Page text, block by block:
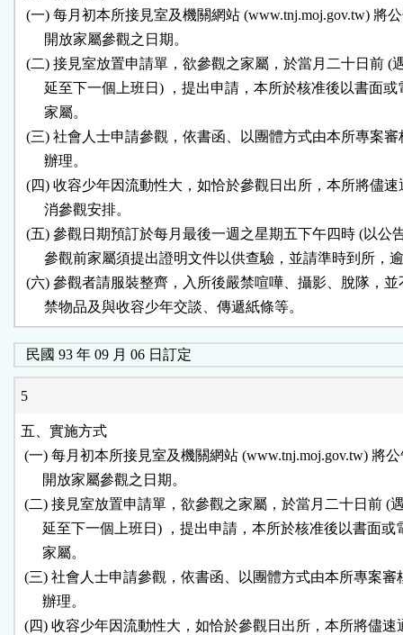
(一) 每月初本所接見室及機關網站 (www.tnj.moj.gov.tw) 將
      開放家屬參觀之日期。
(二) 接見室放置申請單，欲參觀之家屬，於當月二十日前 (
延至下一個上班日) ，提出申請，本所於核准後以書面
      家屬。
(三) 社會人士申請參觀，依書函、以團體方式由本所專案審
      辦理。
(四) 收容少年因流動性大，如恰於參觀日出所，本所將儘速
      消參觀安排。
(五) 參觀日期預訂於每月最後一週之星期五下午四時 (以公
參觀前家屬須提出證明文件以供查驗，並請準時到所，
(六) 參觀者請服裝整齊，入所後嚴禁喧嘩、攝影、脫隊，並
      禁物品及與收容少年交談、傳遞紙條等。
民國 93 年 09 月 06 日訂定
5
五、實施方式
(一) 每月初本所接見室及機關網站 (www.tnj.moj.gov.tw) 將
      開放家屬參觀之日期。
(二) 接見室放置申請單，欲參觀之家屬，於當月二十日前 (
延至下一個上班日) ，提出申請，本所於核准後以書面或
      家屬。
(三) 社會人士申請參觀，依書函、以團體方式由本所專案審
      辦理。
(四) 收容少年因流動性大，如恰於參觀日出所，本所將儘速